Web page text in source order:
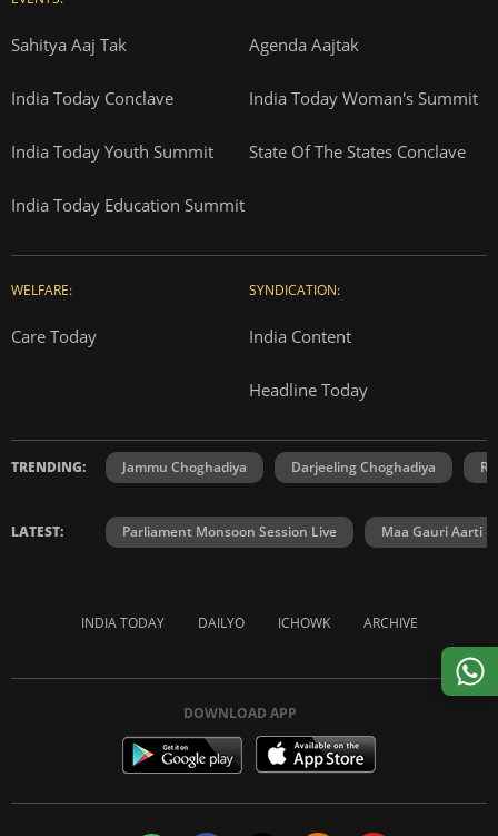
Sahitya Aaj Tak Agenda Aajtak
India Today Conclave India Today Woman's Summit
India Today Youth Summit State Of The States Conclave
India Today Education Summit
WELFARE:
Care Today
SYNDICATION:
India Content
Headline Today
TRENDING: Jammu Choghadiya Darjeeling Choghadiya
LATEST: Parliament Monsoon Session Live Maa Gauri Aarti
INDIA TODAY DAILYO ICHOWK ARCHIVE
DOWNLOAD APP